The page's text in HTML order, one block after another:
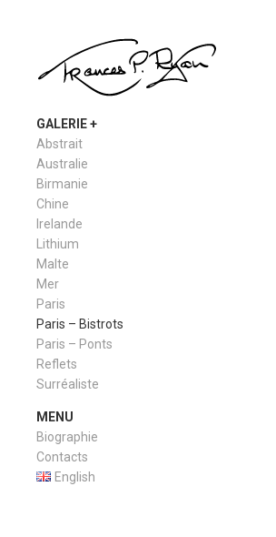
GALERIE
Abstrait
Australie
Birmanie
Chine
Irelande
Lithium
Malte
Mer
Paris
Paris – Bistrots
Paris – Ponts
Reflets
Surréaliste
MENU
Biographie
Contacts
English